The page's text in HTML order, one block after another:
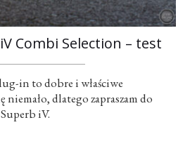
Combi Selection – test
in to dobre i właściwe
niemało, dlatego zapraszam do
iV.